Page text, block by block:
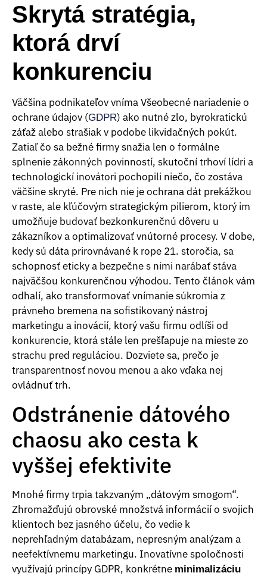
Skrytá stratégia,
ktorá drví
konkurenciu
Väčšina podnikateľov vníma Všeobecné nariadenie o
ochrane údajov (GDPR) ako nutné zlo, byrokratickú
záťaž alebo strašiak v podobe likvidačných pokút.
Zatiaľ čo sa bežné firmy snažia len o formálne
splnenie zákonných povinností, skutoční trhoví lídri a
technologickí inovátori pochopili niečo, čo zostáva
väčšine skryté. Pre nich nie je ochrana dát prekážkou
v raste, ale kľúčovým strategickým pilierom, ktorý im
umožňuje budovať bezkonkurenčnú dôveru u
zákazníkov a optimalizovať vnútorné procesy. V dobe,
kedy sú dáta prirovnávané k rope 21. storočia, sa
schopnosť eticky a bezpečne s nimi narábať stáva
najväčšou konkurenčnou výhodou. Tento článok vám
odhalí, ako transformovať vnímanie súkromia z
právneho bremena na sofistikovaný nástroj
marketingu a inovácií, ktorý vašu firmu odlíši od
konkurencie, ktorá stále len prešľapuje na mieste zo
strachu pred reguláciou. Dozviete sa, prečo je
transparentnosť novou menou a ako vďaka nej
ovládnuť trh.
Odstránenie dátového
chaosu ako cesta k
vyššej efektivite
Mnohé firmy trpia takzvaným „dátovým smogom“.
Zhromažďujú obrovské množstvá informácií o svojich
klientoch bez jasného účelu, čo vedie k
neprehľadným databázam, nepresným analýzam a
neefektívnemu marketingu. Inovatívne spoločnosti
využívajú princípy GDPR, konkrétne minimalizáciu